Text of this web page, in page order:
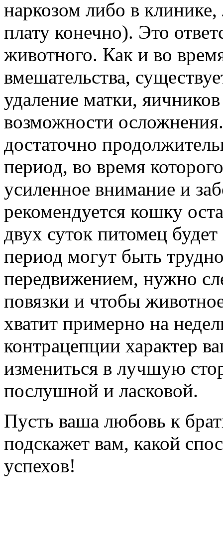
наркозом либо в
плату конечно). Это
животного. Как и во
вмешательства,
удаление матки,
возможности
достаточно
период, во время
усиленное внимание и
рекомендуется кошку
двух суток питомец
период могут быть
передвижением, нужно
повязки и чтобы
хватит примерно на
контрацепции характер
измениться в лучшую
послушной и ласковой.
Пусть ваша любовь к
подскажет вам, какой
успехов!